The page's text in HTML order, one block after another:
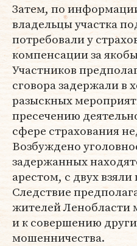
Затем, по
владельцы участка
потребовали у
компенсации за
Участников
сговора задержали в
разыскных
пресечению
сфере страхования
Возбуждено
задержанных
арестом, с двух
Следствие
жителей Ленобласти
и к совершению
мошенничества.